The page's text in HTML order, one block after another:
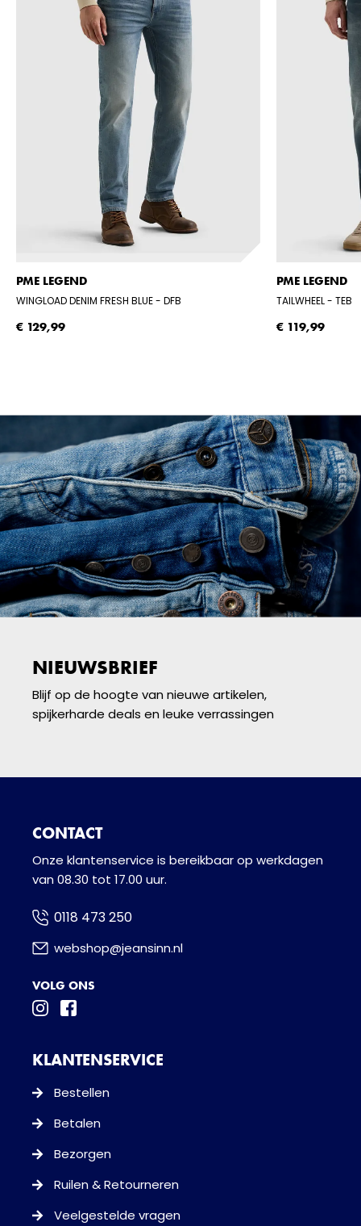
PME LEGEND
WINGLOAD DENIM FRESH BLUE- DFB
€ 129,99
PME LEGEND
TAILWHEEL- TEB
€ 119,99
NIEUWSBRIEF
Blijf op de hoogte van nieuwe artikelen,
spijkerharde deals en leuke verrassingen
CONTACT
Onze klantenservice is bereikbaar op werkdagen
van 08.30 tot 17.00 uur.
0118 473 250
webshop@jeansinn.nl
VOLG ONS
KLANTENSERVICE
Bestellen
Betalen
Bezorgen
Ruilen & Retourneren
Veelgestelde vragen